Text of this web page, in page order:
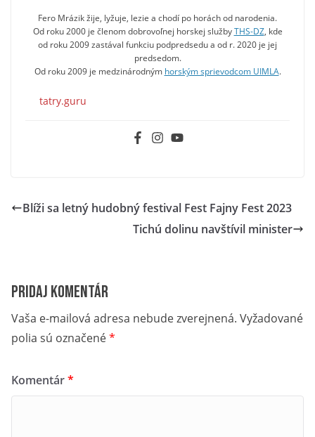
Fero Mrázik žije, lyžuje, lezie a chodí po horách od narodenia.
Od roku 2000 je členom dobrovoľnej horskej službyTHS-DZ, kde
od roku 2009 zastával funkciu podpredsedu a od r. 2020 je jej
predsedom.
Od roku 2009 je medzinárodným horským sprievodcom UIMLA.
tatry.guru
Blíži sa letný hudobný festival Fest Fajny Fest 2023
Tichú dolinu navštívil minister
Pridaj komentár
Vaša e-mailová adresa nebude zverejnená. Vyžadované
polia sú označené*
Komentár*